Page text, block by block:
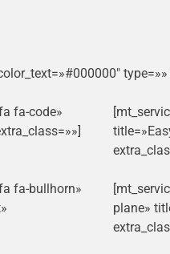
fa-code»
fa-bullhorn»
plane»